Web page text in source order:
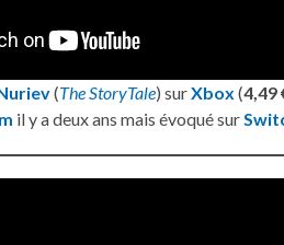
(The StoryTale) surXbox (4,49
il y a deux ans mais évoqué sur